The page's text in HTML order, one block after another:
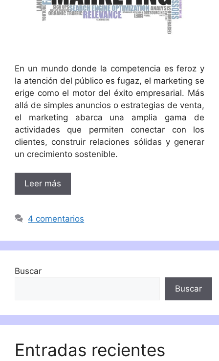
En un mundo donde la competencia es feroz y
la atención del público es fugaz, el marketing se
erige como el motor del éxito empresarial. Más
allá de simples anuncios o estrategias de venta,
el marketing abarca una amplia gama de
actividades que permiten conectar con los
clientes, construir relaciones sólidas y generar
un crecimiento sostenible.
Leer más
4 comentarios
Buscar
Buscar
Entradas recientes